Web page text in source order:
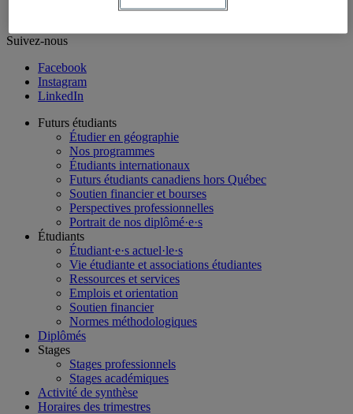
Suivez-nous
Facebook
Instagram
LinkedIn
Futurs étudiants
Étudier en géographie
Nos programmes
Étudiants internationaux
Futurs étudiants canadiens hors Québec
Soutien financier et bourses
Perspectives professionnelles
Portrait de nos diplômé·e·s
Étudiants
Étudiant·e·s actuel·le·s
Vie étudiante et associations étudiantes
Ressources et services
Emplois et orientation
Soutien financier
Normes méthodologiques
Diplômés
Stages
Stages professionnels
Stages académiques
Activité de synthèse
Horaires des trimestres